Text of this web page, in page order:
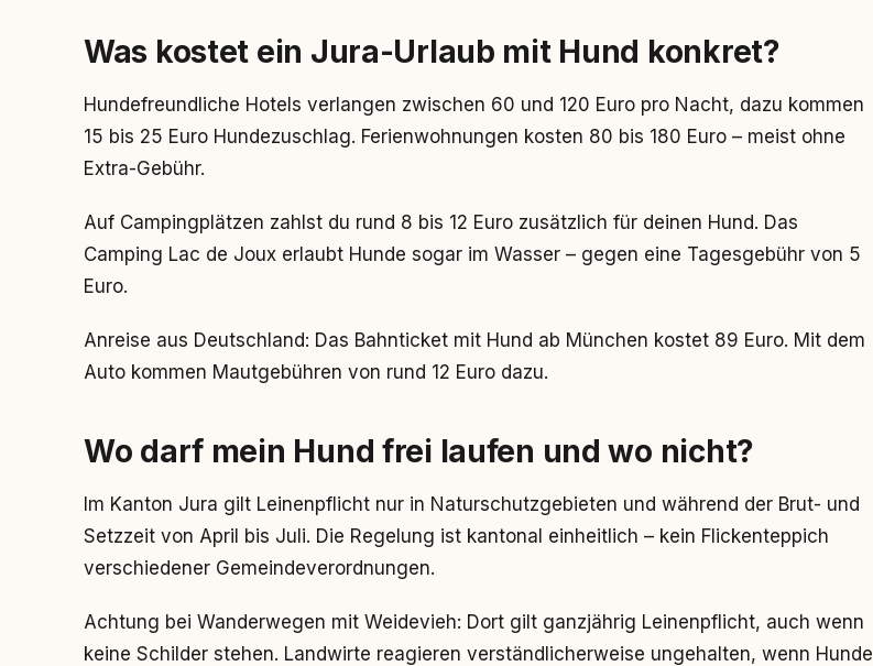
Was kostet ein Jura-Urlaub mit Hund konkret?
Hundefreundliche Hotels verlangen zwischen 60 und 120 Euro pro Nacht, dazu kommen
15 bis 25 Euro Hundezuschlag. Ferienwohnungen kosten 80 bis 180 Euro – meist ohne
Extra-Gebühr.
Auf Campingplätzen zahlst du rund 8 bis 12 Euro zusätzlich für deinen Hund. Das
Camping Lac de Joux erlaubt Hunde sogar im Wasser – gegen eine Tagesgebühr von 5
Euro.
Anreise aus Deutschland: Das Bahnticket mit Hund ab München kostet 89 Euro. Mit dem
Auto kommen Mautgebühren von rund 12 Euro dazu.
Wo darf mein Hund frei laufen und wo nicht?
Im Kanton Jura gilt Leinenpflicht nur in Naturschutzgebieten und während der Brut- und
Setzzeit von April bis Juli. Die Regelung ist kantonal einheitlich – kein Flickenteppich
verschiedener Gemeindeverordnungen.
Achtung bei Wanderwegen mit Weidevieh: Dort gilt ganzjährig Leinenpflicht, auch wenn
keine Schilder stehen. Landwirte reagieren verständlicherweise ungehalten, wenn Hunde